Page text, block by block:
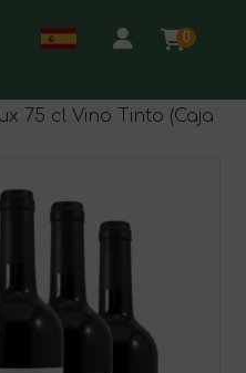
0
75 cl Vino Tinto (Caja